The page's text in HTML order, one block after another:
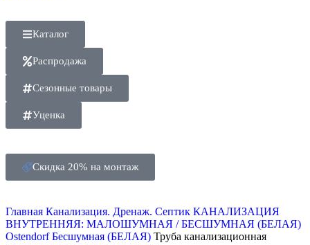
Каталог
Распродажа
Сезонные товары
Уценка
Скидка 20% на монтаж
Главная Канализация. Дренаж. Септик КАНАЛИЗАЦИЯ
ВНУТРЕННЯЯ: МАЛОШУМНАЯ / БЕСШУМНАЯ (БЕЛАЯ)
Ostendorf Бесшумная (БЕЛАЯ) Труба канализационная